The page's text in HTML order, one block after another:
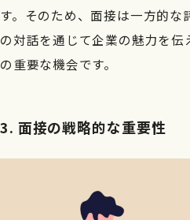
す。そのため、面接は一方的な
の対話を通じて企業の魅力を伝
の重要な機会です。
3. 面接の戦略的な重要性